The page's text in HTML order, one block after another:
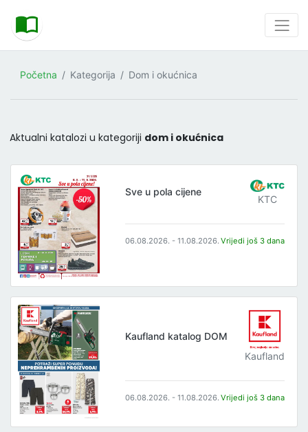
Početna Kategorija Dom i okućnica
Aktualni katalozi u kategoriji dom i okućnica
Sve u pola cijene
KTC
06.08.2026. - 11.08.2026. Vrijedi još 3 dana
Kaufland katalog DOM
Kaufland
06.08.2026. - 11.08.2026. Vrijedi još 3 dana